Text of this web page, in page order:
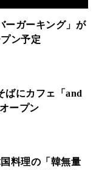
ーガーキング」が
ン予定
ばにカフェ「and
ープン
料理の「韓無量